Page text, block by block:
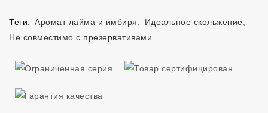
Теги: Аромат лайма и имбиря Идеальное скольжение
Не совместимо с презервативами